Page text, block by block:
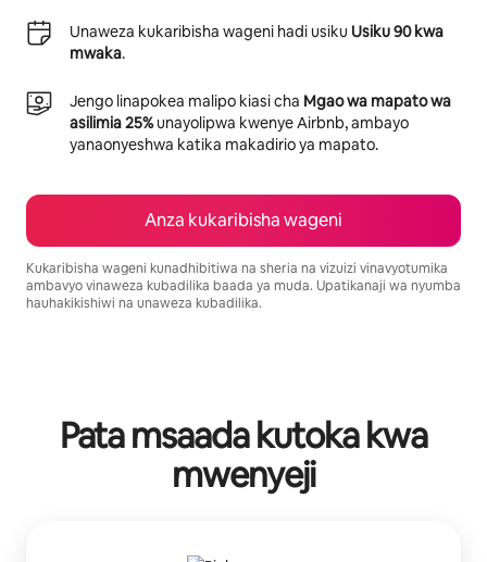
Unaweza kukaribisha wageni hadi usiku Usiku 90 kwa
mwaka.
Jengo linapokea malipo kiasi cha Mgao wa mapato wa
asilimia 25%unayolipwa kwenye Airbnb, ambayo
yanaonyeshwa katika makadirio ya mapato.
Anza kukaribisha wageni
Kukaribisha wageni kunadhibitiwa na sheria na vizuizi vinavyotumika
ambavyo vinaweza kubadilika baada ya muda. Upatikanaji wa nyumba
hauhakikishiwi na unaweza kubadilika.
Pata msaada kutoka kwa
mwenyeji